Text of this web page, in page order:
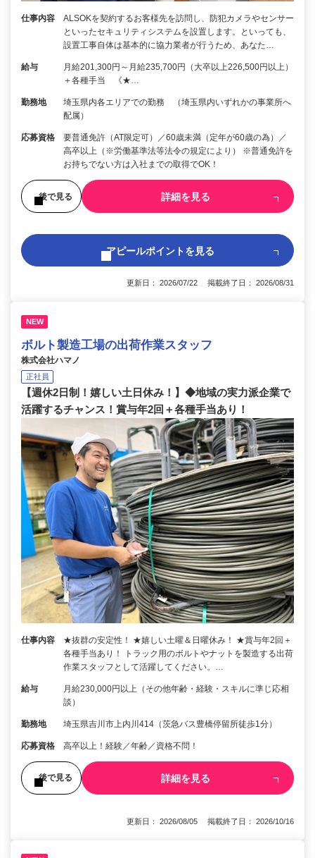
仕事内容
ALSOKを契約するお客様先を訪問し、防犯カメラやセンサー
といったセキュリティシステムを設置します。といっても、
設置工事自体は基本的に協力業者が行うため、あなた…
給与
月給201,300円～月給235,700円（大卒以上226,500円以上）
＋各種手当 《★…
勤務地
埼玉県内各エリアでの勤務 （埼玉県内いずれかの事業所へ
配属）
応募資格
要普通免許（AT限定可）／60歳未満（定年が60歳の為）／
高卒以上（※労働基準法等法令の規定により） ※普通免許を
お持ちでない方は入社までの取得でOK！
後で見る 詳細を見る
アピールポイントを見る
更新日： 2026/07/22 掲載終了日： 2026/08/31
NEW
ボルト製造工場の出荷作業スタッフ
株式会社ハマノ
正社員
【週休2日制！嬉しい土日休み！】◆地域の実力派企業で
活躍するチャンス！賞与年2回＋各種手当あり！
仕事内容
★抜群の安定性！ ★嬉しい土曜＆日曜休み！ ★賞与年2回＋
各種手当あり！ トラック用のボルトやナットを製造する出荷
作業スタッフとして活躍してください。…
給与
月給230,000円以上（その他年齢・経験・スキルに準じ応相
談）
勤務地 埼玉県吉川市上内川414（茨急バス豊橋停留所徒歩1分）
応募資格 高卒以上！経験／年齢／資格不問！
後で見る 詳細を見る
更新日： 2026/08/05 掲載終了日： 2026/10/16